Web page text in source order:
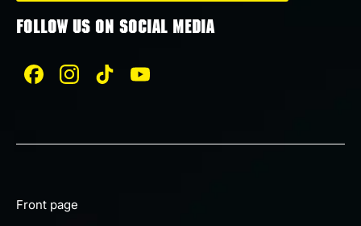
FOLLOW US ON SOCIAL MEDIA
Front page